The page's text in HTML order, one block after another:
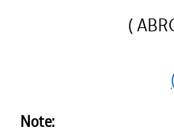
(
Note: